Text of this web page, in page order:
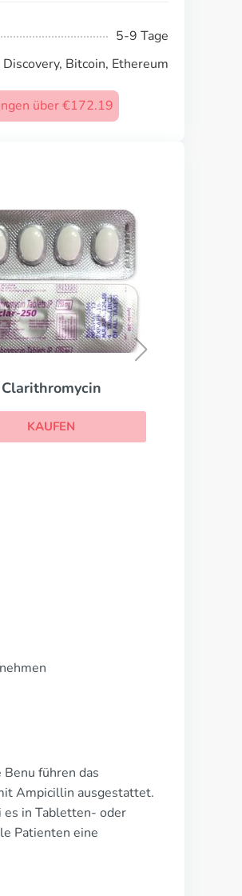
5-9 Tage
Bitcoin, Ethereum
über €172.19
Vantin
KAUFEN
führen das
Ampicillin ausgestattet.
es in Tabletten- oder
Patienten eine